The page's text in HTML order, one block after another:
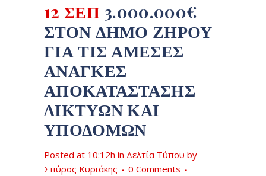
12 ΣΕΠ3.000.000€
ΣΤΟΝ ΔΉΜΟ ΖΗΡΟΎ
ΓΙΑ ΤΙΣ ΆΜΕΣΕΣ
ΑΝΆΓΚΕΣ
ΑΠΟΚΑΤΆΣΤΑΣΗΣ
ΔΙΚΤΎΩΝ ΚΑΙ
ΥΠΟΔΟΜΏΝ
Posted at 10:12h in Δελτία Τύπου by
Σπύρος Κυριάκης
0 Comments